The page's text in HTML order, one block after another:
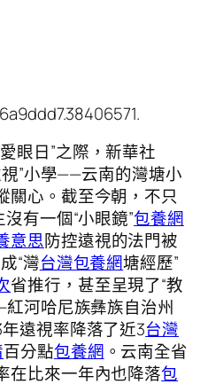
眼日”之際，新華社
”小學——云南的灣塘小
關心。截至今朝，不只
有一個“小眼鏡”包養網
意思防控遠視的法門被
“灣台灣包養網塘經歷”
省推行，甚至呈現了“教
河哈尼族彝族自治州
遠視率降落了近3台灣
百分點包養網 。云南全省
在比來一年內也降落包